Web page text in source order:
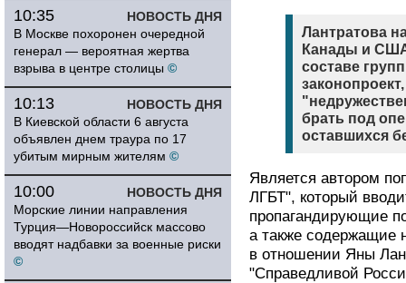
НОВОСТЬ ДНЯ
10:35
В Москве похоронен очередной
генерал — вероятная жертва
взрыва в центре столицы ©
НОВОСТЬ ДНЯ
10:13
В Киевской области 6 августа
объявлен днем траура по 17
убитым мирным жителям ©
НОВОСТЬ ДНЯ
10:00
Морские линии направления
Турция—Новороссийск массово
вводят надбавки за военные риски
©
Лантратова
Канады и
составе
брать под
оставшихся
Является автором
ЛГБТ", который
пропагандирующие
а также содержащие
в отношении Яны
"Справедливой